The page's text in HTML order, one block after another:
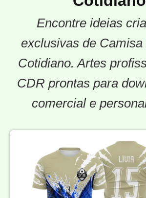
Encontre ideias
exclusivas de
Cotidiano. Artes
CDR prontas para
comercial e